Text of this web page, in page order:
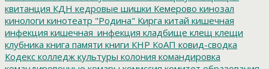
квитанция КДН кедровые шишки Кемерово кинозал
кинологи кинотеатр "Родина" Кирга китай кишечная
инфекция кишечная_инфекция кладбище клещ клещи
клубника книга памяти книги КНР КоАП ковид-сводка
Кодекс колледж культуры колония командировка